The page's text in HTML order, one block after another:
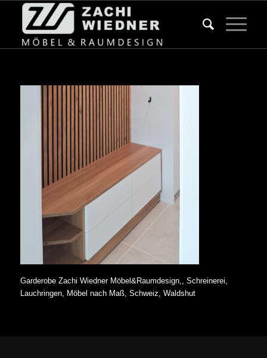
Garderobe Zachi Wiedner Möbel&Raumdesign,, Schreinerei,
Lauchringen, Möbel nach Maß, Schweiz, Waldshut